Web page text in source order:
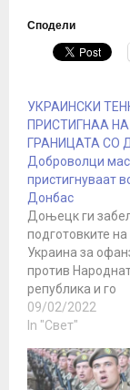
Сподели
УКРАИНСКИ
ПРИСТИГНАА НА
ГРАНИЦАТА СО
Доброволци
пристигнуваат
Донбас
Доњецк ги
подготовките на
Украина за
против
република и го
забележува
на доброволци
одбранат
наведува во
09/02/2022
In "Свет"